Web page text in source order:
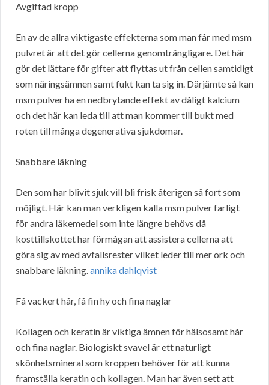
Avgiftad kropp
En av de allra viktigaste effekterna som man får med msm
pulvret är att det gör cellerna genomträngligare. Det här
gör det lättare för gifter att flyttas ut från cellen samtidigt
som näringsämnen samt fukt kan ta sig in. Därjämte så kan
msm pulver ha en nedbrytande effekt av dåligt kalcium
och det här kan leda till att man kommer till bukt med
roten till många degenerativa sjukdomar.
Snabbare läkning
Den som har blivit sjuk vill bli frisk återigen så fort som
möjligt. Här kan man verkligen kalla msm pulver farligt
för andra läkemedel som inte längre behövs då
kosttillskottet har förmågan att assistera cellerna att
göra sig av med avfallsrester vilket leder till mer ork och
snabbare läkning.annika dahlqvist
Få vackert hår, få fin hy och fina naglar
Kollagen och keratin är viktiga ämnen för hälsosamt hår
och fina naglar. Biologiskt svavel är ett naturligt
skönhetsmineral som kroppen behöver för att kunna
framställa keratin och kollagen. Man har även sett att